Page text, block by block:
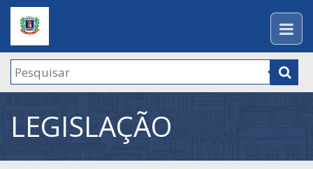
LEGISLAÇÃO